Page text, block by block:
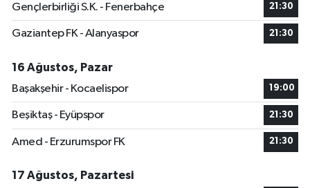
Gençlerbirliği S.K. - Fenerbahçe 21:30
Gaziantep FK - Alanyaspor 21:30
16 Ağustos, Pazar
Başakşehir - Kocaelispor
19:00
Beşiktaş - Eyüpspor 21:30
Amed - Erzurumspor FK 21:30
17 Ağustos, Pazartesi